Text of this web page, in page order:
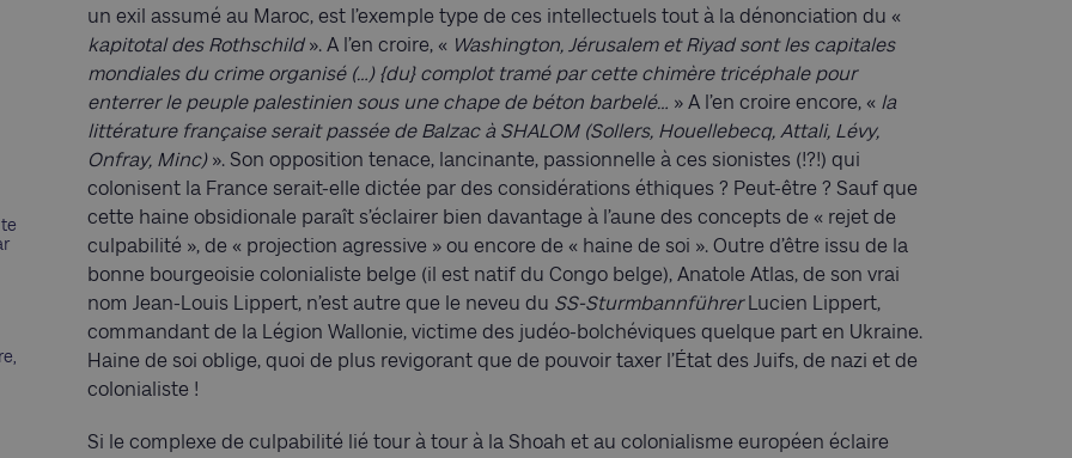
un exil assumé au Maroc, est l’exemple type de ces intellectuels tout à la dénonciation du «
kapitotal des Rothschild». A l’en croire, « Washington, Jérusalem et Riyad sont les capitales
mondiales du crime organisé (…) {du} complot tramé par cette chimère tricéphale pour
enterrer le peuple palestinien sous une chape de béton barbelé… » A l’en croire encore, « la
littérature française serait passée de Balzac à SHALOM (Sollers, Houellebecq, Attali, Lévy,
Onfray, Minc)». Son opposition tenace, lancinante, passionnelle à ces sionistes (!?!) qui
colonisent la France serait-elle dictée par des considérations éthiques ? Peut-être ? Sauf que
cette haine obsidionale paraît s’éclairer bien davantage à l’aune des concepts de « rejet de
culpabilité », de « projection agressive » ou encore de « haine de soi ». Outre d’être issu de la
bonne bourgeoisie colonialiste belge (il est natif du Congo belge), Anatole Atlas, de son vrai
nom Jean-Louis Lippert, n’est autre que le neveu du SS-SturmbannführerLucien Lippert,
commandant de la Légion Wallonie, victime des judéo-bolchéviques quelque part en Ukraine.
Haine de soi oblige, quoi de plus revigorant que de pouvoir taxer l’État des Juifs, de nazi et de
colonialiste !
Si le complexe de culpabilité lié tour à tour à la Shoah et au colonialisme européen éclaire